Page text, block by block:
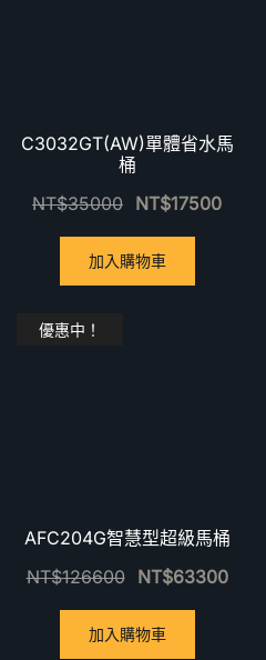
C3032GT(AW)單體省水馬
桶
NT$35000 NT$17500
加入購物車
優惠中！
AFC204G智慧型超級馬桶
NT$126600 NT$63300
加入購物車